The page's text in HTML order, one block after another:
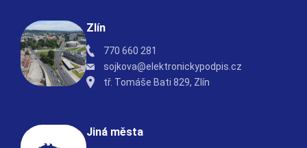
Zlín
770 660 281
sojkova@elektronickypodpis.cz
tř. Tomáše Bati 829, Zlín
Jiná města